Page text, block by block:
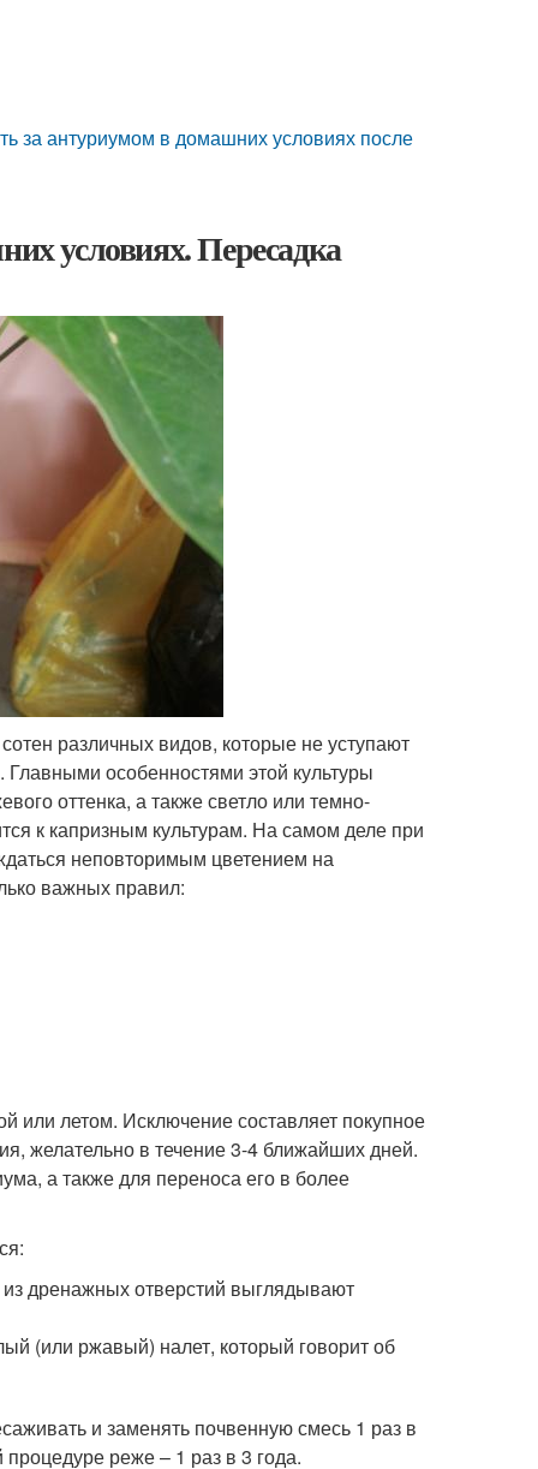
за антуриумом в домашних условиях после
условиях. Пересадка
различных видов, которые не уступают
Главными особенностями этой культуры
оттенка, а также светло или темно-
к капризным культурам. На самом деле при
неповторимым цветением на
важных правил:
или летом. Исключение составляет покупное
желательно в течение 3-4 ближайших дней.
а также для переноса его в более
из дренажных отверстий выглядывают
(или ржавый) налет, который говорит об
и заменять почвенную смесь 1 раз в
реже – 1 раз в 3 года.